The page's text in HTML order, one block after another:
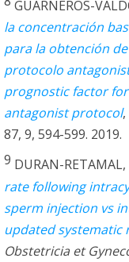
GUARNEROS-
la concentración
para la obtención
protocolo
prognostic factor for
antagonist protocol,
87, 9, 594-599. 2019.
9 DURAN-RETAMAL,
rate following
sperm injection vs
updated systematic
Obstetricia et